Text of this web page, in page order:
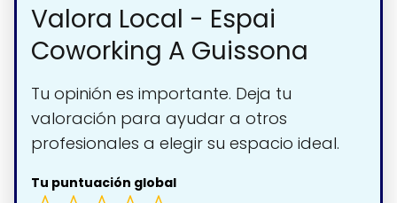
Valora Local - Espai
Coworking A Guissona
Tu opinión es importante. Deja tu
valoración para ayudar a otros
profesionales a elegir su espacio ideal.
Tu puntuación global